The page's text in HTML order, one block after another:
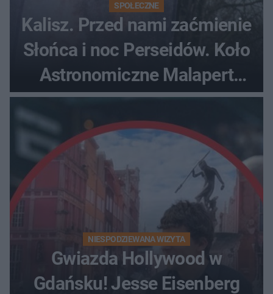
SPOŁECZNE
Kalisz. Przed nami zaćmienie
Słońca i noc Perseidów. Koło
Astronomiczne Malapert
zaprasza na wspólne
obserwacje
NIESPODZIEWANA WIZYTA
Gwiazda Hollywood w
Gdańsku! Jesse Eisenberg